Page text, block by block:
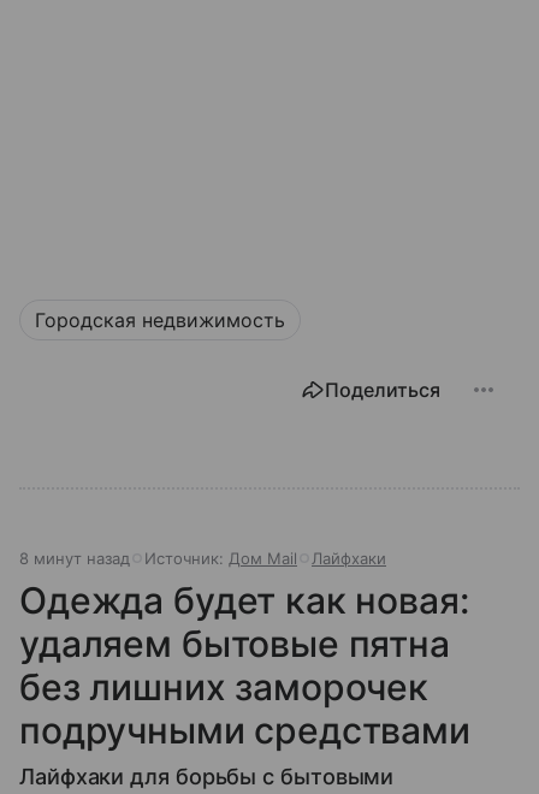
Городская недвижимость
Поделиться
8 минут назад Источник: Дом Mail Лайфхаки
Одежда будет как новая:
удаляем бытовые пятна
без лишних заморочек
подручными средствами
Лайфхаки для борьбы с бытовыми